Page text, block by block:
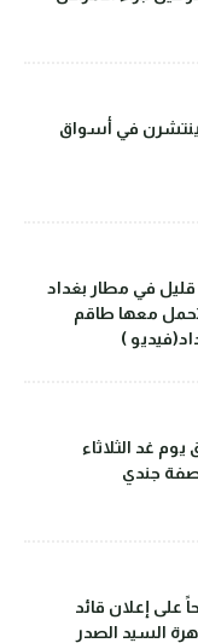
في أسواق
في مطار بغداد
تحمل معها طاقم
)
غد الثلاثاء
جندي
على إعلان قائد
السيد الصدر